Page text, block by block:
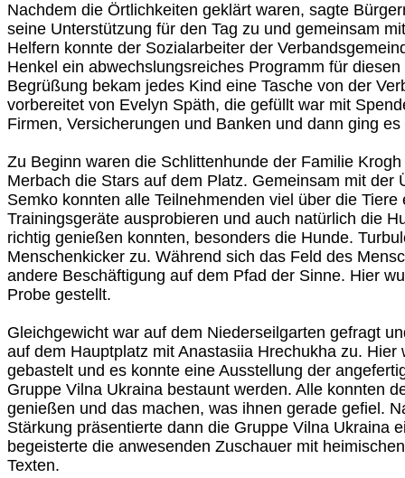
Nachdem die Örtlichkeiten geklärt waren, sagte
seine Unterstützung für den Tag zu und gemeinsam
Helfern konnte der Sozialarbeiter der
Henkel ein abwechslungsreiches Programm für
Begrüßung bekam jedes Kind eine Tasche von der
vorbereitet von Evelyn Späth, die gefüllt war mit
Firmen, Versicherungen und Banken und dann ging es
Zu Beginn waren die Schlittenhunde der Familie
Merbach die Stars auf dem Platz. Gemeinsam mit der
Semko konnten alle Teilnehmenden viel über die Tiere
Trainingsgeräte ausprobieren und auch natürlich die
richtig genießen konnten, besonders die Hunde.
Menschenkicker zu. Während sich das Feld des
andere Beschäftigung auf dem Pfad der Sinne. Hier
Probe gestellt.
Gleichgewicht war auf dem Niederseilgarten gefragt
auf dem Hauptplatz mit Anastasiia Hrechukha zu. Hier
gebastelt und es konnte eine Ausstellung der
Gruppe Vilna Ukraina bestaunt werden. Alle konnten
genießen und das machen, was ihnen gerade gefiel.
Stärkung präsentierte dann die Gruppe Vilna Ukraina
begeisterte die anwesenden Zuschauer mit
Texten.